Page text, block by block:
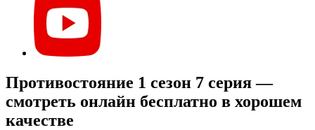
Противостояние 1 сезон 7 серия —
смотреть онлайн бесплатно в хорошем
качестве